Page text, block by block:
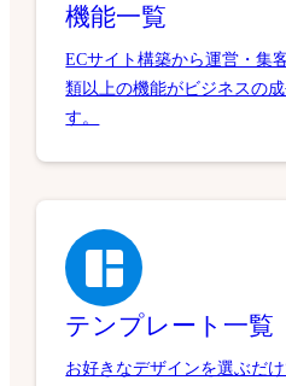
機能一覧
ECサイト構築から運営・集
類以上の機能がビジネスの
す。
テンプレート一覧
お好きなデザインを選ぶだ